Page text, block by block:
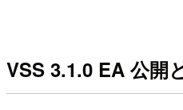
VSS 3.1.0 EA 公開